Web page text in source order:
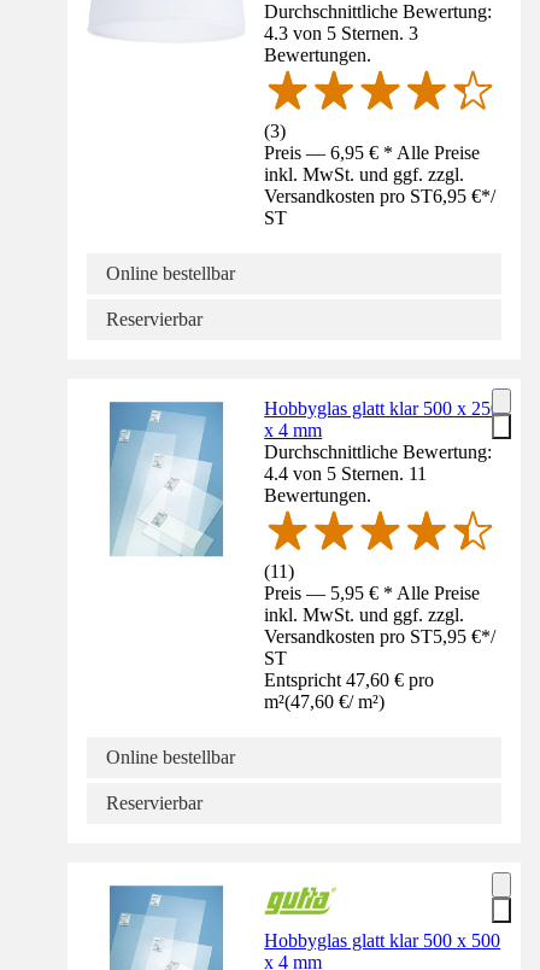
Durchschnittliche Bewertung:
4.3 von 5 Sternen. 3
Bewertungen.
(3)
Preis — 6,95 € * Alle Preise
inkl. MwSt. und ggf. zzgl.
Versandkosten pro ST6,95 €*/
ST
Online bestellbar
Reservierbar
Hobbyglas glatt klar 500 x 250
x 4 mm
Durchschnittliche Bewertung:
4.4 von 5 Sternen. 11
Bewertungen.
(11)
Preis — 5,95 € * Alle Preise
inkl. MwSt. und ggf. zzgl.
Versandkosten pro ST5,95 €*/
ST
Entspricht 47,60 € pro
m²(47,60 €/ m²)
Online bestellbar
Reservierbar
Hobbyglas glatt klar 500 x 500
x 4 mm